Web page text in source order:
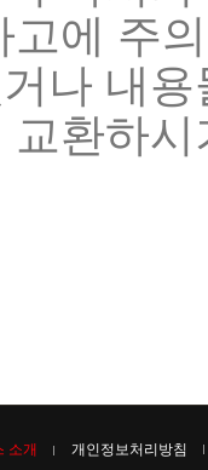
고에 주
나 내
교환하
소개 개인정보처리방침